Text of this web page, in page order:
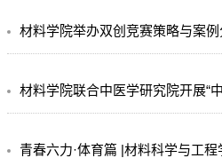
材料学院举办双创竞赛策略与案
材料学院联合中医学研究院开展“中国中
青春六力·体育篇 |材料科学与工程学院勇夺第